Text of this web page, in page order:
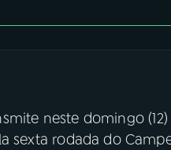
neste domingo
sexta rodada do